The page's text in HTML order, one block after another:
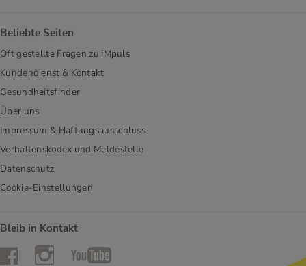
Beliebte Seiten
Oft gestellte Fragen zu iMpuls
Kundendienst & Kontakt
Gesundheitsfinder
Über uns
Impressum & Haftungsausschluss
Verhaltenskodex und Meldestelle
Datenschutz
Cookie-Einstellungen
Bleib in Kontakt
FacebookInstagramYouTube